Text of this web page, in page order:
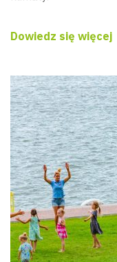
Dowiedz się więcej